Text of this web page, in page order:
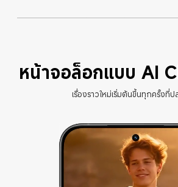
หน้าจอล็อกแบบ AI
เรื่องราวใหม่เริ่มต้นขึ้นทุกครั้งที่